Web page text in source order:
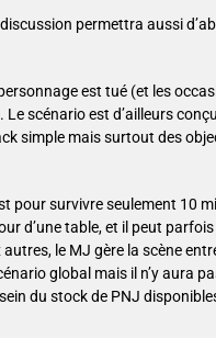
permettra aussi
est tué (et les
scénario est d’ailleurs
simple mais surtout des
pour survivre seulement 10
d’une table, et il peut
le MJ gère la scène
global mais il n’y aura
du stock de PNJ